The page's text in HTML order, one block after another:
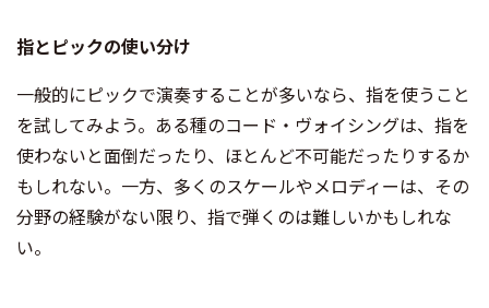
指とピックの使い分け
一般的にピックで演奏することが多いなら、指を使うこと
を試してみよう。ある種のコード・ヴォイシングは、指を
使わないと面倒だったり、ほとんど不可能だったりするか
もしれない。一方、多くのスケールやメロディーは、その
分野の経験がない限り、指で弾くのは難しいかもしれな
い。